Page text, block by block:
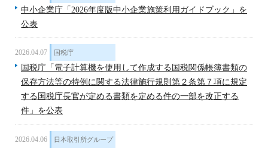
中小企業庁「2026年度版中小企業施策利用ガイドブック」を
公表
2026.04.07 国税庁
国税庁「電子計算機を使用して作成する国税関係帳簿書類の
保存方法等の特例に関する法律施行規則第２条第７項に規定
する国税庁長官が定める書類を定める件の一部を改正する
件」を公表
2026.04.06 日本取引所グループ